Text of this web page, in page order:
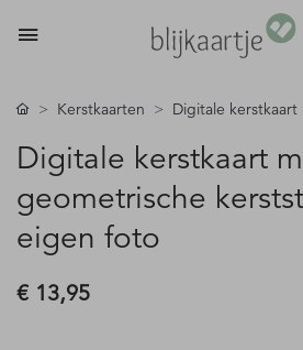
Kerstkaarten Digitale kerstkaart
Digitale kerstkaart
geometrische
eigen foto
€ 13,95